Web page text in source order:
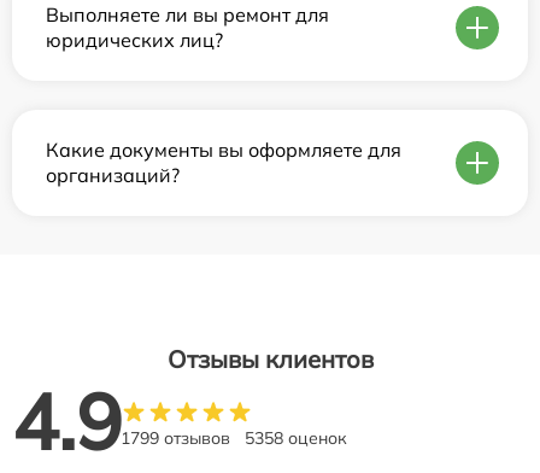
Выполняете ли вы ремонт для
юридических лиц?
Какие документы вы оформляете для
организаций?
Отзывы клиентов
4.91799 отзывов 5358 оценок